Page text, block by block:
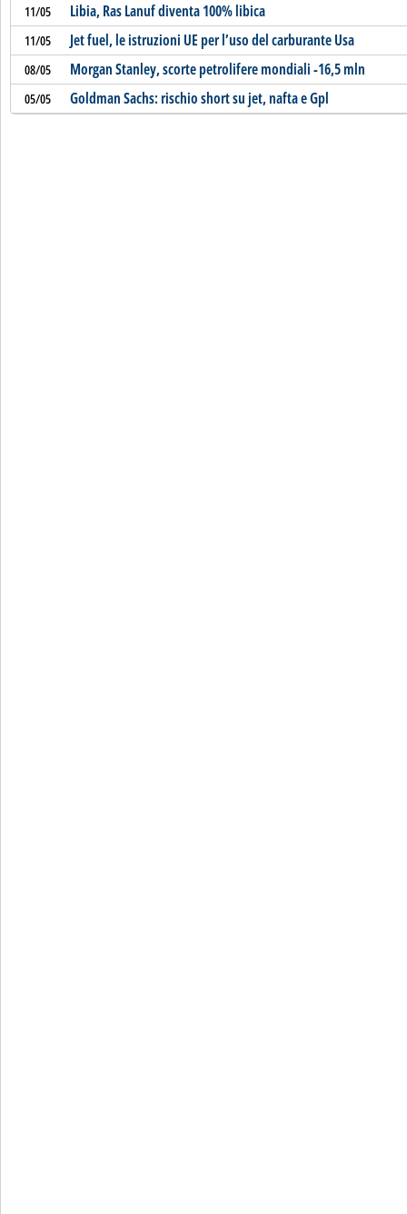
11/05 Libia, Ras Lanuf diventa 100% libica
11/05 Jet fuel, le istruzioni UE per l’uso del carburante Usa
08/05 Morgan Stanley, scorte petrolifere mondiali -16,5 mln
05/05 Goldman Sachs: rischio short su jet, nafta e Gpl